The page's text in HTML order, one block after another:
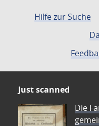
Hilfe zur Suche
Just scanned
Die